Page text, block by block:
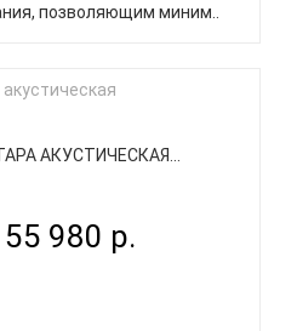
позволяющим миним..
АКУСТИЧЕСКАЯ...
980 р.